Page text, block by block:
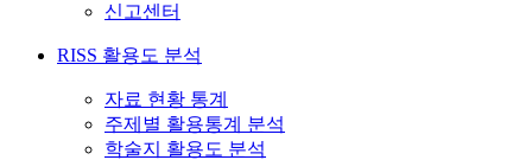
신고센터
RISS 활용도 분석
자료 현황 통계
주제별 활용통계 분석
학술지 활용도 분석